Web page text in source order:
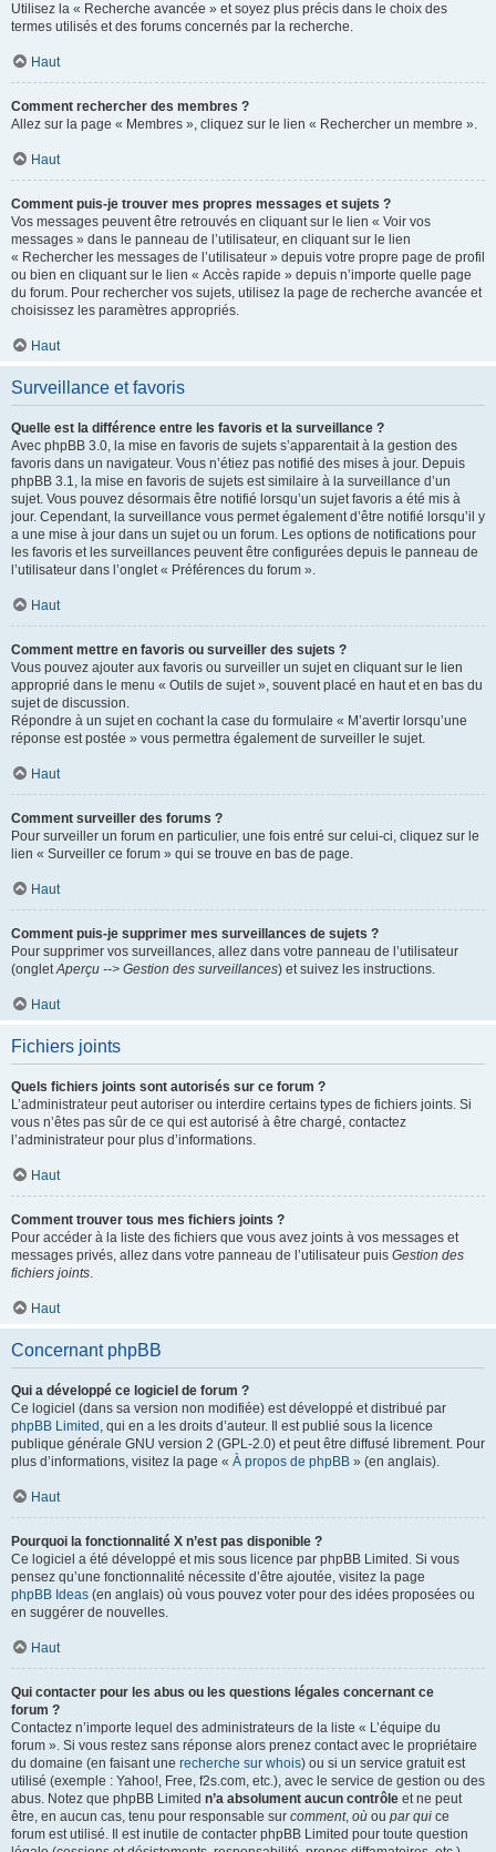
Utilisez la « Recherche avancée » et soyez plus précis dans le choix des
termes utilisés et des forums concernés par la recherche.
Haut
Comment rechercher des membres ?
Allez sur la page « Membres », cliquez sur le lien « Rechercher un membre ».
Haut
Comment puis-je trouver mes propres messages et sujets ?
Vos messages peuvent être retrouvés en cliquant sur le lien « Voir vos
messages » dans le panneau de l’utilisateur, en cliquant sur le lien
« Rechercher les messages de l’utilisateur » depuis votre propre page de profil
ou bien en cliquant sur le lien « Accès rapide » depuis n’importe quelle page
du forum. Pour rechercher vos sujets, utilisez la page de recherche avancée et
choisissez les paramètres appropriés.
Haut
Surveillance et favoris
Quelle est la différence entre les favoris et la surveillance ?
Avec phpBB 3.0, la mise en favoris de sujets s’apparentait à la gestion des
favoris dans un navigateur. Vous n’étiez pas notifié des mises à jour. Depuis
phpBB 3.1, la mise en favoris de sujets est similaire à la surveillance d’un
sujet. Vous pouvez désormais être notifié lorsqu’un sujet favoris a été mis à
jour. Cependant, la surveillance vous permet également d’être notifié lorsqu’il y
a une mise à jour dans un sujet ou un forum. Les options de notifications pour
les favoris et les surveillances peuvent être configurées depuis le panneau de
l’utilisateur dans l’onglet « Préférences du forum ».
Haut
Comment mettre en favoris ou surveiller des sujets ?
Vous pouvez ajouter aux favoris ou surveiller un sujet en cliquant sur le lien
approprié dans le menu « Outils de sujet », souvent placé en haut et en bas du
sujet de discussion.
Répondre à un sujet en cochant la case du formulaire « M’avertir lorsqu’une
réponse est postée » vous permettra également de surveiller le sujet.
Haut
Comment surveiller des forums ?
Pour surveiller un forum en particulier, une fois entré sur celui-ci, cliquez sur le
lien « Surveiller ce forum » qui se trouve en bas de page.
Haut
Comment puis-je supprimer mes surveillances de sujets ?
Pour supprimer vos surveillances, allez dans votre panneau de l’utilisateur
(ongletAperçu --> Gestion des surveillances) et suivez les instructions.
Haut
Fichiers joints
Quels fichiers joints sont autorisés sur ce forum ?
L’administrateur peut autoriser ou interdire certains types de fichiers joints. Si
vous n’êtes pas sûr de ce qui est autorisé à être chargé, contactez
l’administrateur pour plus d’informations.
Haut
Comment trouver tous mes fichiers joints ?
Pour accéder à la liste des fichiers que vous avez joints à vos messages et
messages privés, allez dans votre panneau de l’utilisateur puis Gestion des
fichiers joints.
Haut
Concernant phpBB
Qui a développé ce logiciel de forum ?
Ce logiciel (dans sa version non modifiée) est développé et distribué par
phpBB Limited , qui en a les droits d’auteur. Il est publié sous la licence
publique générale GNU version 2 (GPL-2.0) et peut être diffusé librement. Pour
plus d’informations, visitez la page « À propos de phpBB » (en anglais).
Haut
Pourquoi la fonctionnalité X n’est pas disponible ?
Ce logiciel a été développé et mis sous licence par phpBB Limited. Si vous
pensez qu’une fonctionnalité nécessite d’être ajoutée, visitez la page
phpBB Ideas (en anglais) où vous pouvez voter pour des idées proposées ou
en suggérer de nouvelles.
Haut
Qui contacter pour les abus ou les questions légales concernant ce
forum ?
Contactez n’importe lequel des administrateurs de la liste « L’équipe du
forum ». Si vous restez sans réponse alors prenez contact avec le propriétaire
du domaine (en faisant une recherche sur whois) ou si un service gratuit est
utilisé (exemple : Yahoo!, Free, f2s.com, etc.), avec le service de gestion ou des
abus. Notez que phpBB Limited n’a absolument aucun contrôle et ne peut
être, en aucun cas, tenu pour responsable sur comment, où ou par qui ce
forum est utilisé. Il est inutile de contacter phpBB Limited pour toute question